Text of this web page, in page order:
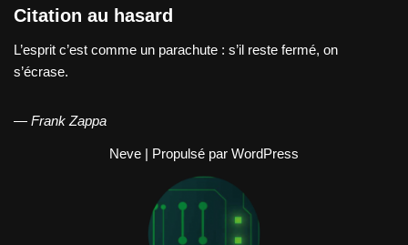
Citation au hasard
L’esprit c’est comme un parachute : s’il reste fermé, on
s’écrase.
— Frank Zappa
Neve | Propulsé par WordPress